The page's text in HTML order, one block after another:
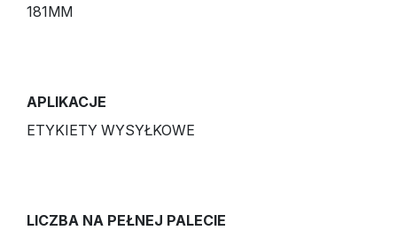
181MM
APLIKACJE
ETYKIETY WYSYŁKOWE
LICZBA NA PEŁNEJ PALECIE